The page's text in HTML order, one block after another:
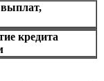
кредита